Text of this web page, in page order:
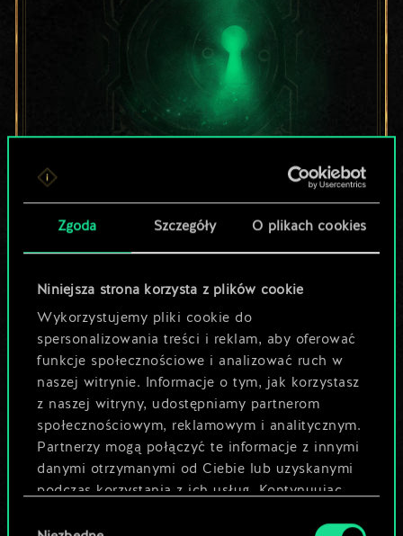
Zgoda Szczegóły O plikach cookies
Niniejsza strona korzysta z plików cookie
Wykorzystujemy pliki cookie do
spersonalizowania treści i reklam, aby oferować
funkcje społecznościowe i analizować ruch w
naszej witrynie. Informacje o tym, jak korzystasz
z naszej witryny, udostępniamy partnerom
społecznościowym, reklamowym i analitycznym.
Partnerzy mogą połączyć te informacje z innymi
danymi otrzymanymi od Ciebie lub uzyskanymi
podczas korzystania z ich usług. Kontynuując
Lubisz grać tą talią?
Pomóż społeczności
odkryć jej
potencjał!
Nazwij talię i opisz swoją strategię
Edytuj talię
LUB